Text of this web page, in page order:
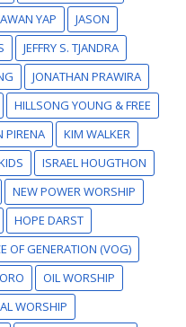
YAP
JASON
JEFFRY S. TJANDRA
JONATHAN PRAWIRA
HILLSONG YOUNG & FREE
PIRENA
KIM WALKER
ISRAEL HOUGTHON
NEW POWER WORSHIP
HOPE DARST
OF GENERATION (VOG)
OIL WORSHIP
WORSHIP